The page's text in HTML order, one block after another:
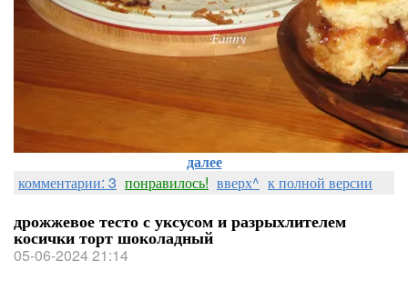
далее
комментарии: 3 понравилось! вверх^ к полной версии
дрожжевое тесто с уксусом и разрыхлителем
косички торт шоколадный
05-06-2024 21:14